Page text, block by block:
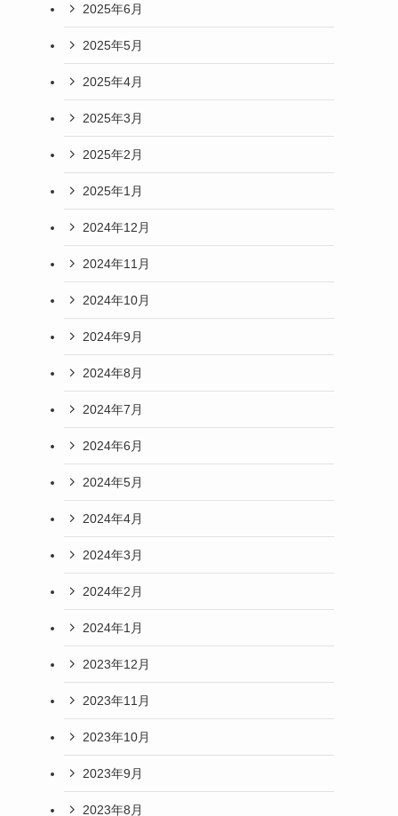
2025年6月
2025年5月
2025年4月
2025年3月
2025年2月
2025年1月
2024年12月
2024年11月
2024年10月
2024年9月
2024年8月
2024年7月
2024年6月
2024年5月
2024年4月
2024年3月
2024年2月
2024年1月
2023年12月
2023年11月
2023年10月
2023年9月
2023年8月